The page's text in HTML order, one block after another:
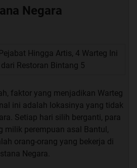
Negara
faktor yang menjadikan Warteg
ini adalah lokasinya yang tidak
Setiap hari silih berganti, para
milik perempuan asal Bantul,
orang-orang yang bekerja di
Negara.